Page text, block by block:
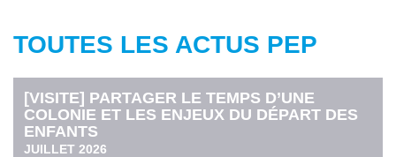
TOUTES LES ACTUS PEP
[VISITE] PARTAGER LE TEMPS D’UNE
COLONIE ET LES ENJEUX DU DÉPART DES
ENFANTS
JUILLET 2026